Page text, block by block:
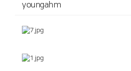
youngahm